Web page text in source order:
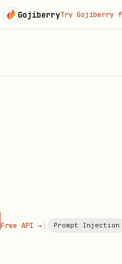
Free API → | Prompt Injection
GojiberryTry Gojiberry free→